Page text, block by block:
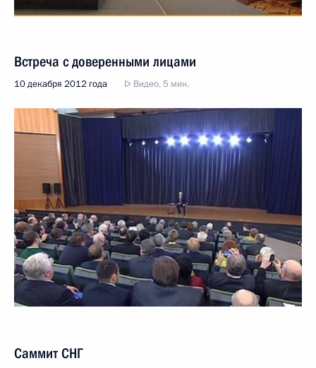
Встреча с доверенными лицами
10 декабря 2012 года Видео, 5 мин.
Саммит СНГ